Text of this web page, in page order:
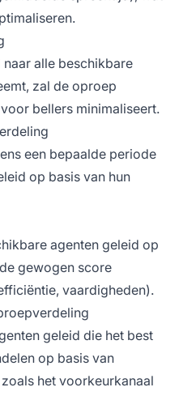
alle beschikbare
zal de oproep
bellers minimaliseert.
een bepaalde periode
op basis van hun
agenten geleid op
gewogen score
vaardigheden).
geleid die het best
op basis van
het voorkeurkanaal